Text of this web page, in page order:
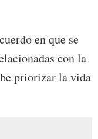
en que se
con la
priorizar la vida